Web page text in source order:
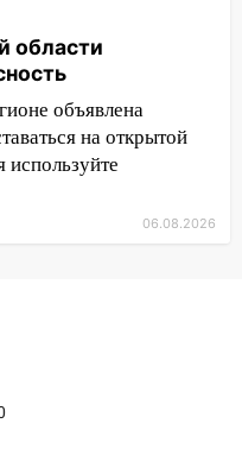
из
на
убрали
и
жену брата: в
дело на
сбили
в Ульяновске
и ограбил:
оказался
области
объявлена
на открытой
используйте
06.08.2026